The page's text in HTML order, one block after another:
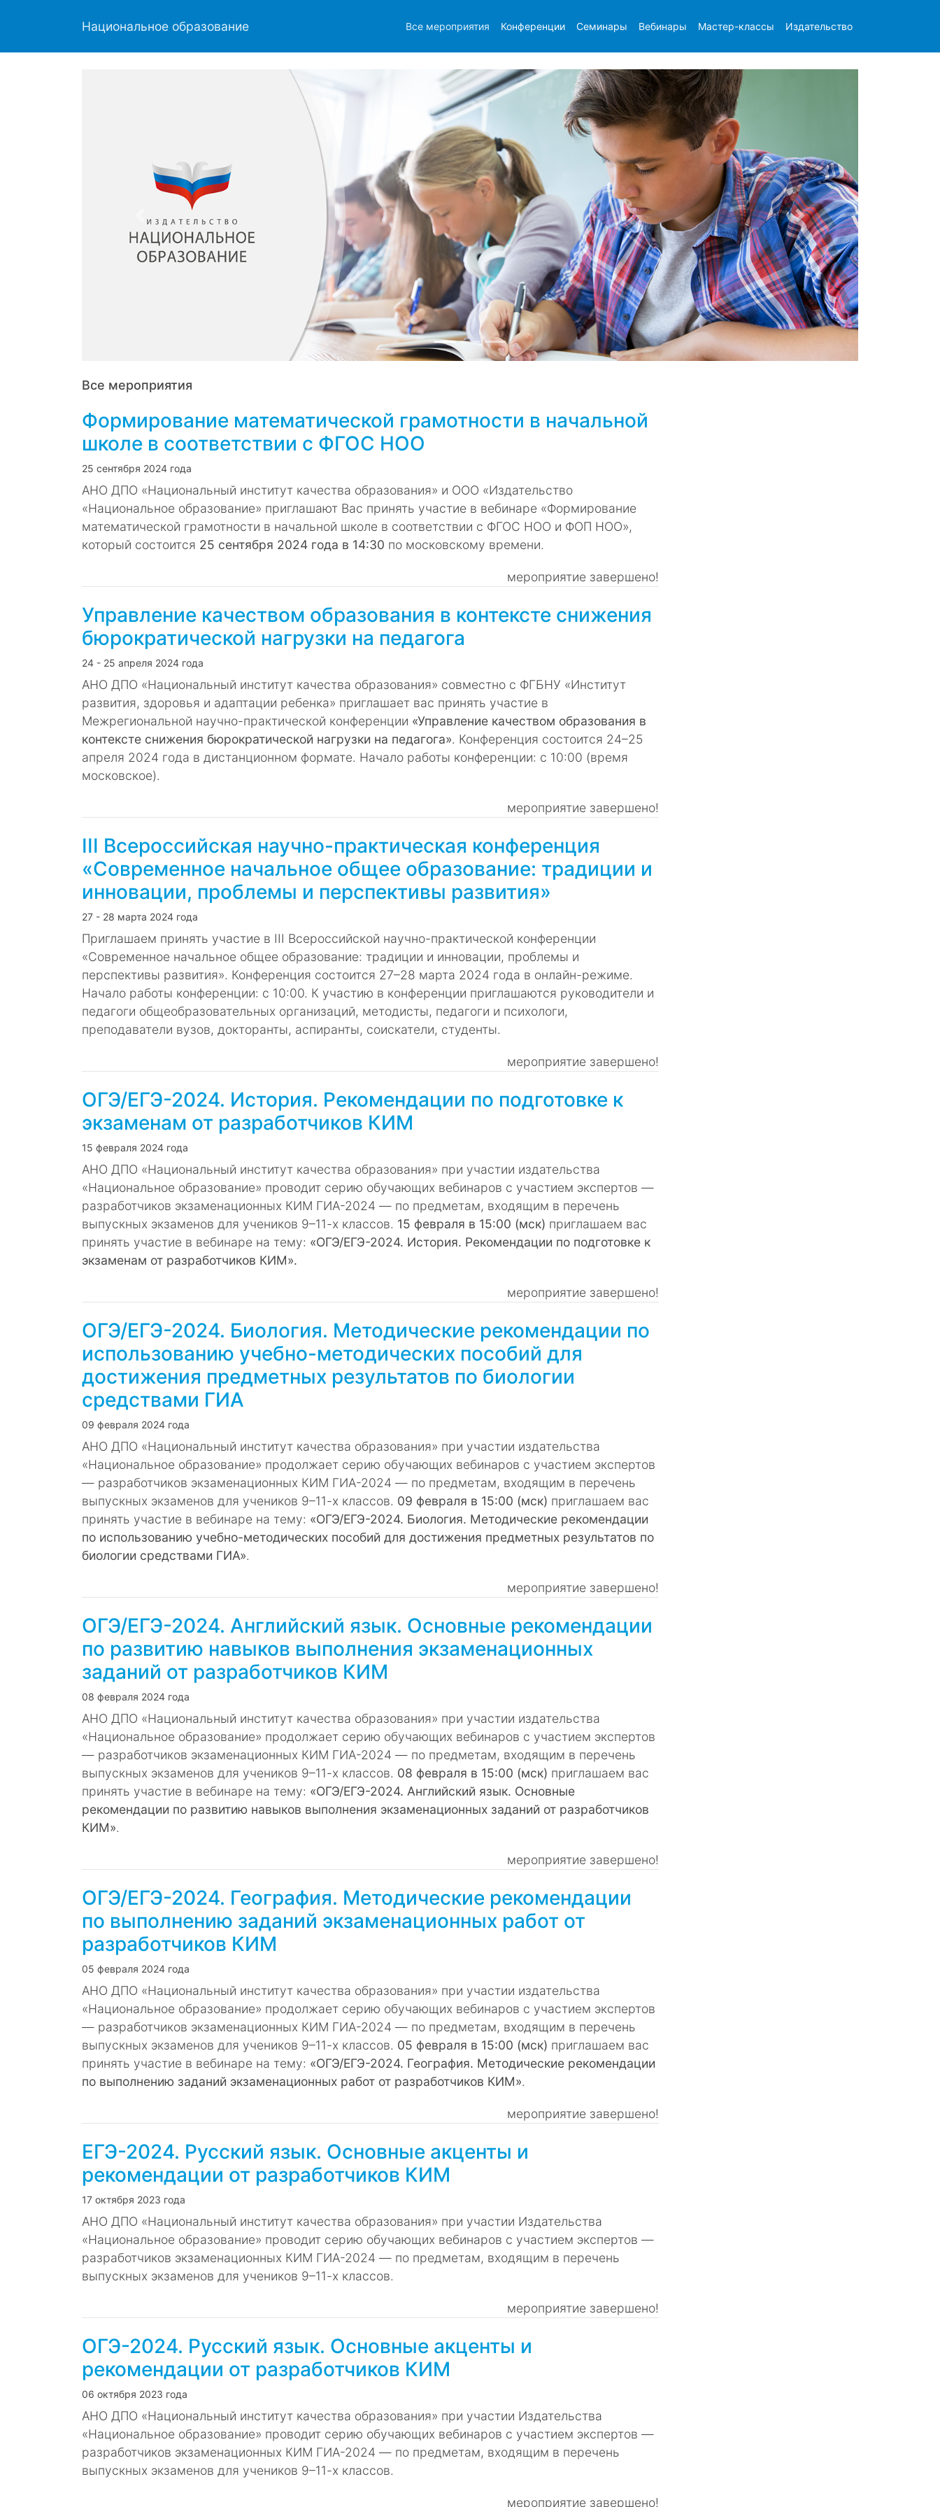
Национальное образование Все мероприятия Конференции Семинары Вебинары Мастер-классы Издательство
Все мероприятия
Формирование математической грамотности в начальной
школе в соответствии с ФГОС НОО
25 сентября 2024 года
АНО ДПО «Национальный институт качества образования» и ООО «Издательство
«Национальное образование» приглашают Вас принять участие в вебинаре «Формирование
математической грамотности в начальной школе в соответствии с ФГОС НОО и ФОП НОО»,
который состоится 25 сентября 2024 года в 14:30 по московскому времени.
мероприятие завершено!
Управление качеством образования в контексте снижения
бюрократической нагрузки на педагога
24 - 25 апреля 2024 года
АНО ДПО «Национальный институт качества образования» совместно с ФГБНУ «Институт
развития, здоровья и адаптации ребенка» приглашает вас принять участие в
Межрегиональной научно-практической конференции «Управление качеством образования в
контексте снижения бюрократической нагрузки на педагога». Конференция состоится 24–25
апреля 2024 года в дистанционном формате. Начало работы конференции: с 10:00 (время
московское).
мероприятие завершено!
III Всероссийская научно-практическая конференция
«Современное начальное общее образование: традиции и
инновации, проблемы и перспективы развития»
27 - 28 марта 2024 года
Приглашаем принять участие в III Всероссийской научно-практической конференции
«Современное начальное общее образование: традиции и инновации, проблемы и
перспективы развития». Конференция состоится 27–28 марта 2024 года в онлайн-режиме.
Начало работы конференции: с 10:00. К участию в конференции приглашаются руководители и
педагоги общеобразовательных организаций, методисты, педагоги и психологи,
преподаватели вузов, докторанты, аспиранты, соискатели, студенты.
мероприятие завершено!
ОГЭ/ЕГЭ-2024. История. Рекомендации по подготовке к
экзаменам от разработчиков КИМ
15 февраля 2024 года
АНО ДПО «Национальный институт качества образования» при участии издательства
«Национальное образование» проводит серию обучающих вебинаров с участием экспертов ―
разработчиков экзаменационных КИМ ГИА-2024 ― по предметам, входящим в перечень
выпускных экзаменов для учеников 9–11-х классов. 15 февраля в 15:00 (мск) приглашаем вас
принять участие в вебинаре на тему: «ОГЭ/ЕГЭ-2024. История. Рекомендации по подготовке к
экзаменам от разработчиков КИМ».
мероприятие завершено!
ОГЭ/ЕГЭ-2024. Биология. Методические рекомендации по
использованию учебно-методических пособий для
достижения предметных результатов по биологии
средствами ГИА
09 февраля 2024 года
АНО ДПО «Национальный институт качества образования» при участии издательства
«Национальное образование» продолжает серию обучающих вебинаров с участием экспертов
― разработчиков экзаменационных КИМ ГИА-2024 ― по предметам, входящим в перечень
выпускных экзаменов для учеников 9–11-х классов. 09 февраля в 15:00 (мск) приглашаем вас
принять участие в вебинаре на тему: «ОГЭ/ЕГЭ-2024. Биология. Методические рекомендации
по использованию учебно-методических пособий для достижения предметных результатов по
биологии средствами ГИА».
мероприятие завершено!
ОГЭ/ЕГЭ-2024. Английский язык. Основные рекомендации
по развитию навыков выполнения экзаменационных
заданий от разработчиков КИМ
08 февраля 2024 года
АНО ДПО «Национальный институт качества образования» при участии издательства
«Национальное образование» продолжает серию обучающих вебинаров с участием экспертов
― разработчиков экзаменационных КИМ ГИА-2024 ― по предметам, входящим в перечень
выпускных экзаменов для учеников 9–11-х классов. 08 февраля в 15:00 (мск) приглашаем вас
принять участие в вебинаре на тему: «ОГЭ/ЕГЭ-2024. Английский язык. Основные
рекомендации по развитию навыков выполнения экзаменационных заданий от разработчиков
КИМ».
мероприятие завершено!
ОГЭ/ЕГЭ-2024. География. Методические рекомендации
по выполнению заданий экзаменационных работ от
разработчиков КИМ
05 февраля 2024 года
АНО ДПО «Национальный институт качества образования» при участии издательства
«Национальное образование» продолжает серию обучающих вебинаров с участием экспертов
― разработчиков экзаменационных КИМ ГИА-2024 ― по предметам, входящим в перечень
выпускных экзаменов для учеников 9–11-х классов. 05 февраля в 15:00 (мск) приглашаем вас
принять участие в вебинаре на тему: «ОГЭ/ЕГЭ-2024. География. Методические рекомендации
по выполнению заданий экзаменационных работ от разработчиков КИМ».
мероприятие завершено!
ЕГЭ-2024. Русский язык. Основные акценты и
рекомендации от разработчиков КИМ
17 октября 2023 года
АНО ДПО «Национальный институт качества образования» при участии Издательства
«Национальное образование» проводит серию обучающих вебинаров с участием экспертов ―
разработчиков экзаменационных КИМ ГИА-2024 ― по предметам, входящим в перечень
выпускных экзаменов для учеников 9–11-х классов.
мероприятие завершено!
ОГЭ-2024. Русский язык. Основные акценты и
рекомендации от разработчиков КИМ
06 октября 2023 года
АНО ДПО «Национальный институт качества образования» при участии Издательства
«Национальное образование» проводит серию обучающих вебинаров с участием экспертов ―
разработчиков экзаменационных КИМ ГИА-2024 ― по предметам, входящим в перечень
выпускных экзаменов для учеников 9–11-х классов.
мероприятие завершено!